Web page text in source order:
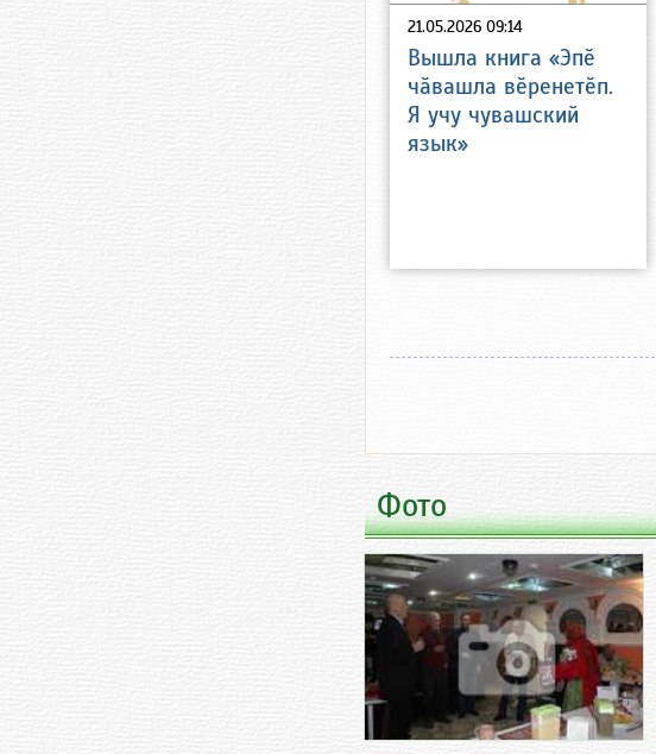
21.05.2026 09:14
Вышла книга «Эпӗ
чӑвашла вӗренетӗп.
Я учу чувашский
язык»
Фото